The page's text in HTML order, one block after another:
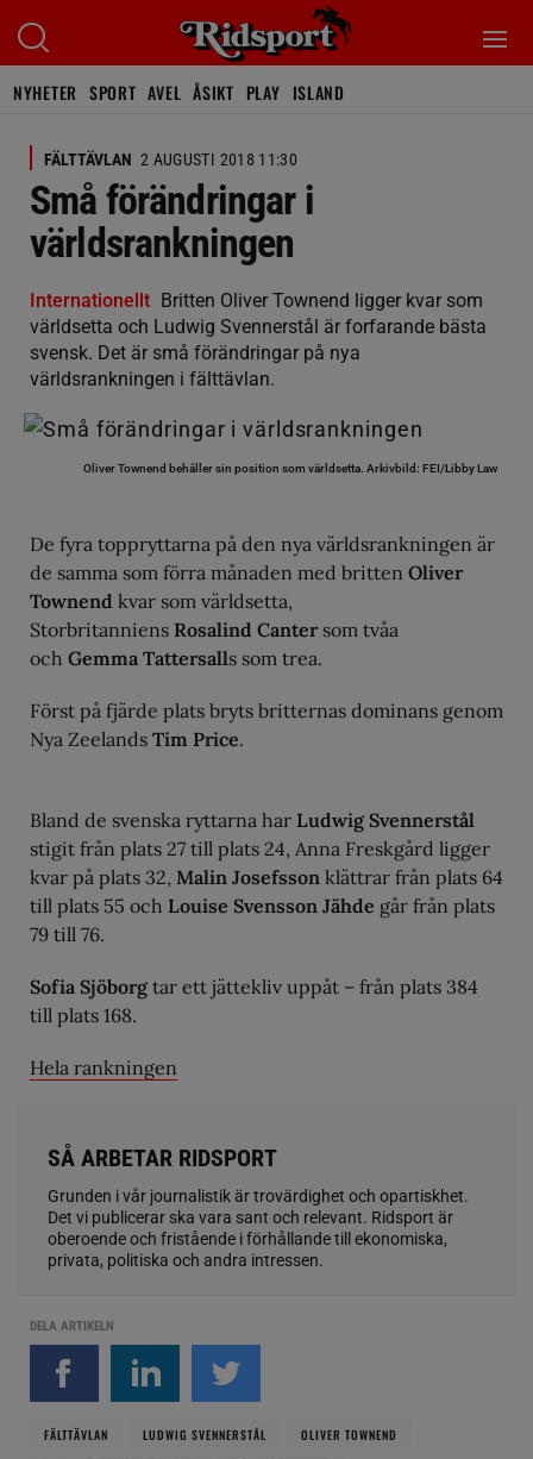
NYHETER SPORT AVEL ÅSIKT PLAY ISLAND
FÄLTTÄVLAN 2 AUGUSTI 2018 11:30
Små förändringar i
världsrankningen
Internationellt Britten Oliver Townend ligger kvar som
världsetta och Ludwig Svennerstål är forfarande bästa
svensk. Det är små förändringar på nya
världsrankningen i fälttävlan.
Oliver Townend behåller sin position som världsetta. Arkivbild: FEI/Libby Law
De fyra toppryttarna på den nya världsrankningen är
de samma som förra månaden med britten Oliver
Townend kvar som världsetta,
Storbritanniens Rosalind Canter som tvåa
och Gemma Tattersalls som trea.
Först på fjärde plats bryts britternas dominans genom
Nya Zeelands Tim Price.
Bland de svenska ryttarna har Ludwig Svennerstål
stigit från plats 27 till plats 24, Anna Freskgård ligger
kvar på plats 32, Malin Josefsson klättrar från plats 64
till plats 55 och Louise Svensson Jähde går från plats
79 till 76.
Sofia Sjöborgtar ett jättekliv uppåt – från plats 384
till plats 168.
Hela rankningen
SÅ ARBETAR RIDSPORT
Grunden i vår journalistik är trovärdighet och opartiskhet.
Det vi publicerar ska vara sant och relevant. Ridsport är
oberoende och fristående i förhållande till ekonomiska,
privata, politiska och andra intressen.
DELA ARTIKELN
FÄLTTÄVLAN LUDWIG SVENNERSTÅL
OLIVER TOWNEND